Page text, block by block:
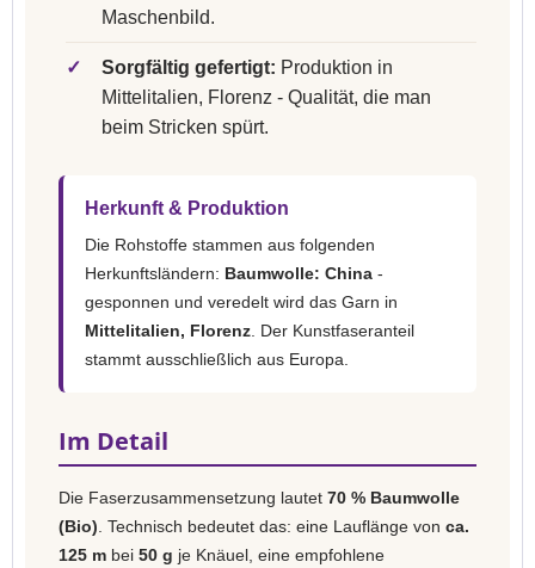
Maschenbild.
✓ Sorgfältig gefertigt: Produktion in
Mittelitalien, Florenz - Qualität, die man
beim Stricken spürt.
Herkunft & Produktion
Die Rohstoffe stammen aus folgenden
Herkunftsländern: Baumwolle: China -
gesponnen und veredelt wird das Garn in
Mittelitalien, Florenz . Der Kunstfaseranteil
stammt ausschließlich aus Europa.
Im Detail
Die Faserzusammensetzung lautet 70 % Baumwolle
(Bio) . Technisch bedeutet das: eine Lauflänge von ca.
125 m bei 50 g je Knäuel, eine empfohlene